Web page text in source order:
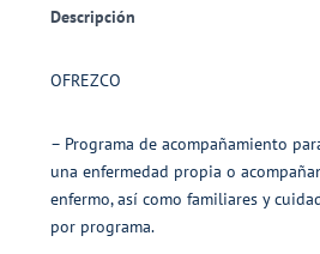
Descripción
OFREZCO
– Programa de acompañamiento
una enfermedad propia o
enfermo, así como familiares y
por programa.